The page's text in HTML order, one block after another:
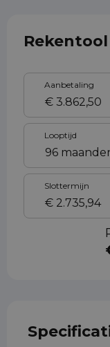
Rekentool
Aanbetaling
Looptijd
Slottermijn